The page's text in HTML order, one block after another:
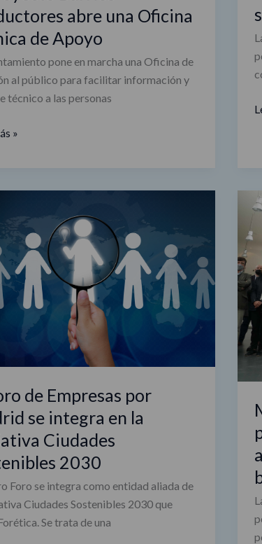
abre una Oficina
de Apoyo
pone en marcha una Oficina de
al público para facilitar información y
técnico a las personas
»
de Empresas por
se integra en la
Ciudades
2030
Foro se integra como entidad aliada de
Ciudades Sostenibles 2030 que
Se trata de una